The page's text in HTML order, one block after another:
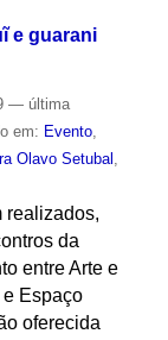
e guarani
— última
em: Evento,
Olavo Setubal
realizados,
da
entre Arte e
Espaço
oferecida